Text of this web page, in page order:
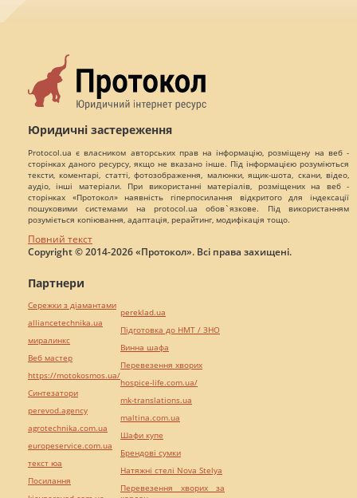
Юридичні застереження
Protocol.ua є власником авторських прав на інформацію, розміщену на веб -
сторінках даного ресурсу, якщо не вказано інше. Під інформацією розуміються
тексти, коментарі, статті, фотозображення, малюнки, ящик-шота, скани, відео,
аудіо, інші матеріали. При використанні матеріалів, розміщених на веб -
сторінках «Протокол» наявність гіперпосилання відкритого для індексації
пошуковими системами на protocol.ua обов`язкове. Під використанням
розуміється копіювання, адаптація, рерайтинг, модифікація тощо.
Повний текст
Copyright © 2014-2026 «Протокол». Всі права захищені.
Партнери
Сережки з діамантами
alliancetechnika.ua
миралинкс
Веб мастер
https://motokosmos.ua/
Синтезатори
perevod.agency
agrotechnika.com.ua
europeservice.com.ua
текст юа
Посилання
pereklad.ua
Підготовка до НМТ / ЗНО
Винна шафа
Перевезення хворих
hospice-life.com.ua/
mk-translations.ua
maltina.com.ua
Шафи купе
Брендові сумки
Натяжні стелі Nova Stelya
Перевезення хворих за